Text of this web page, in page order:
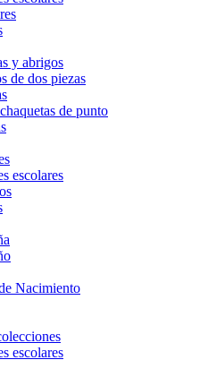
y abrigos
de dos piezas
de punto
escolares
Nacimiento
escolares